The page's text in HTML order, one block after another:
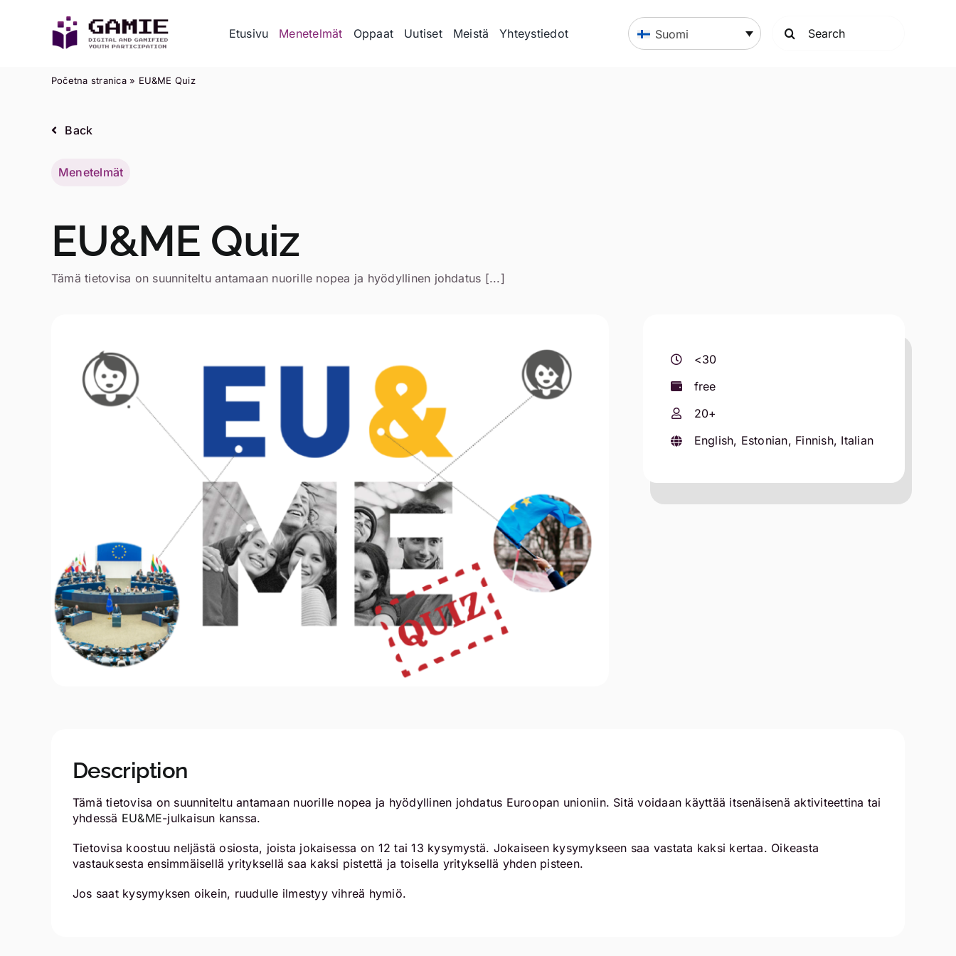
Etusivu Menetelmät Oppaat Uutiset Meistä Yhteystiedot Suomi
for:
Početna stranica» EU&ME Quiz
Back
Menetelmät
EU&ME Quiz
Tämä tietovisa on suunniteltu antamaan nuorille nopea ja hyödyllinen johdatus [...]
<30
free
20+
English, Estonian, Finnish, Italian
Description
Tämä tietovisa on suunniteltu antamaan nuorille nopea ja hyödyllinen johdatus Euroopan unioniin. Sitä voidaan käyttää itsenäisenä aktiviteettina tai
yhdessä EU&ME-julkaisun kanssa.
Tietovisa koostuu neljästä osiosta, joista jokaisessa on 12 tai 13 kysymystä. Jokaiseen kysymykseen saa vastata kaksi kertaa. Oikeasta
vastauksesta ensimmäisellä yrityksellä saa kaksi pistettä ja toisella yrityksellä yhden pisteen.
Jos saat kysymyksen oikein, ruudulle ilmestyy vihreä hymiö.